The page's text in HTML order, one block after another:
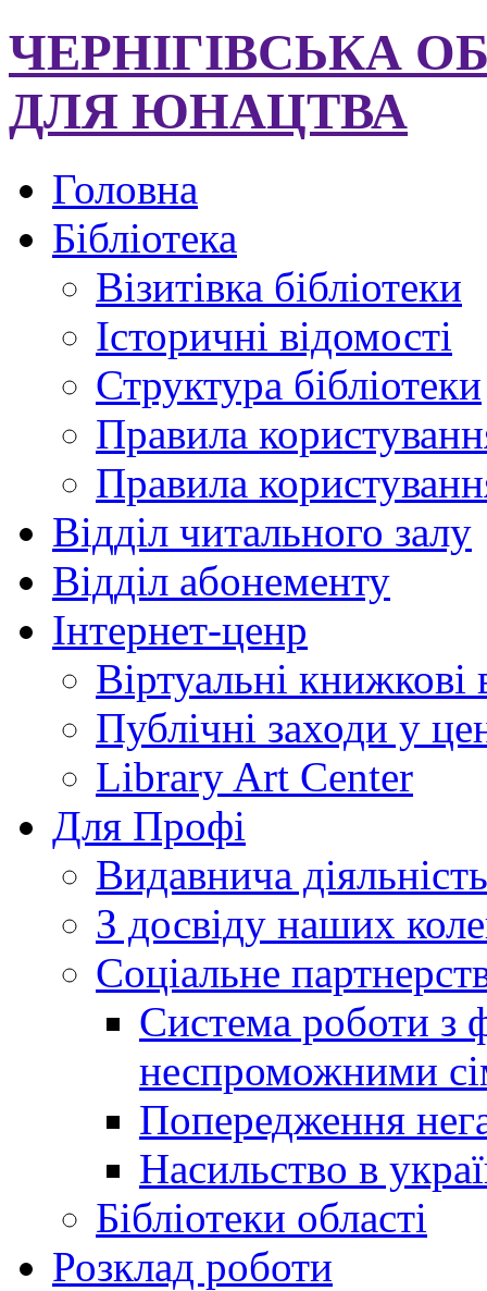
ЧЕРНІГІВСЬКА
ДЛЯ ЮНАЦТВА
Головна
Бібліотека
Візитівка бібліотеки
Історичні відомості
Структура бібліотеки
Правила
Правила
Відділ читального залу
Відділ абонементу
Інтернет-ценр
Віртуальні книжкові
Публічні заходи у
Library Art Center
Для Профі
Видавнича діяльність
З досвіду наших
Соціальне
Система роботи з
неспроможними
Попередження
Насильство в
Бібліотеки області
Розклад роботи